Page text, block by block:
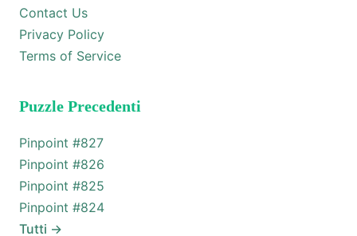
Contact Us
Privacy Policy
Terms of Service
Puzzle Precedenti
Pinpoint #827
Pinpoint #826
Pinpoint #825
Pinpoint #824
Tutti →